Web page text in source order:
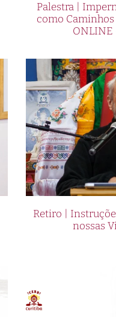
Palestra |
como
ONLINE
Retiro |
nossas